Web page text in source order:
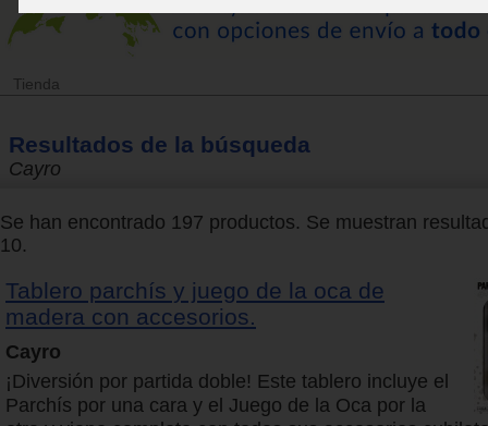
Tienda
Resultados de la búsqueda
Cayro
Se han encontrado 197 productos. Se muestran
10.
Tablero parchís y juego de la oca de
madera con accesorios.
Cayro
¡Diversión por partida doble! Este tablero incluye el
Parchís por una cara y el Juego de la Oca por la